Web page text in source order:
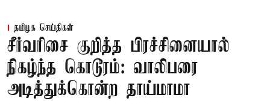
தமிழக செய்திகள்
சீர்வரிசை குறித்த பிரச்சினையால்
நிகழ்ந்த கொடூரம்: வாலிபரை
அடித்துக்கொன்ற தாய்மாமா